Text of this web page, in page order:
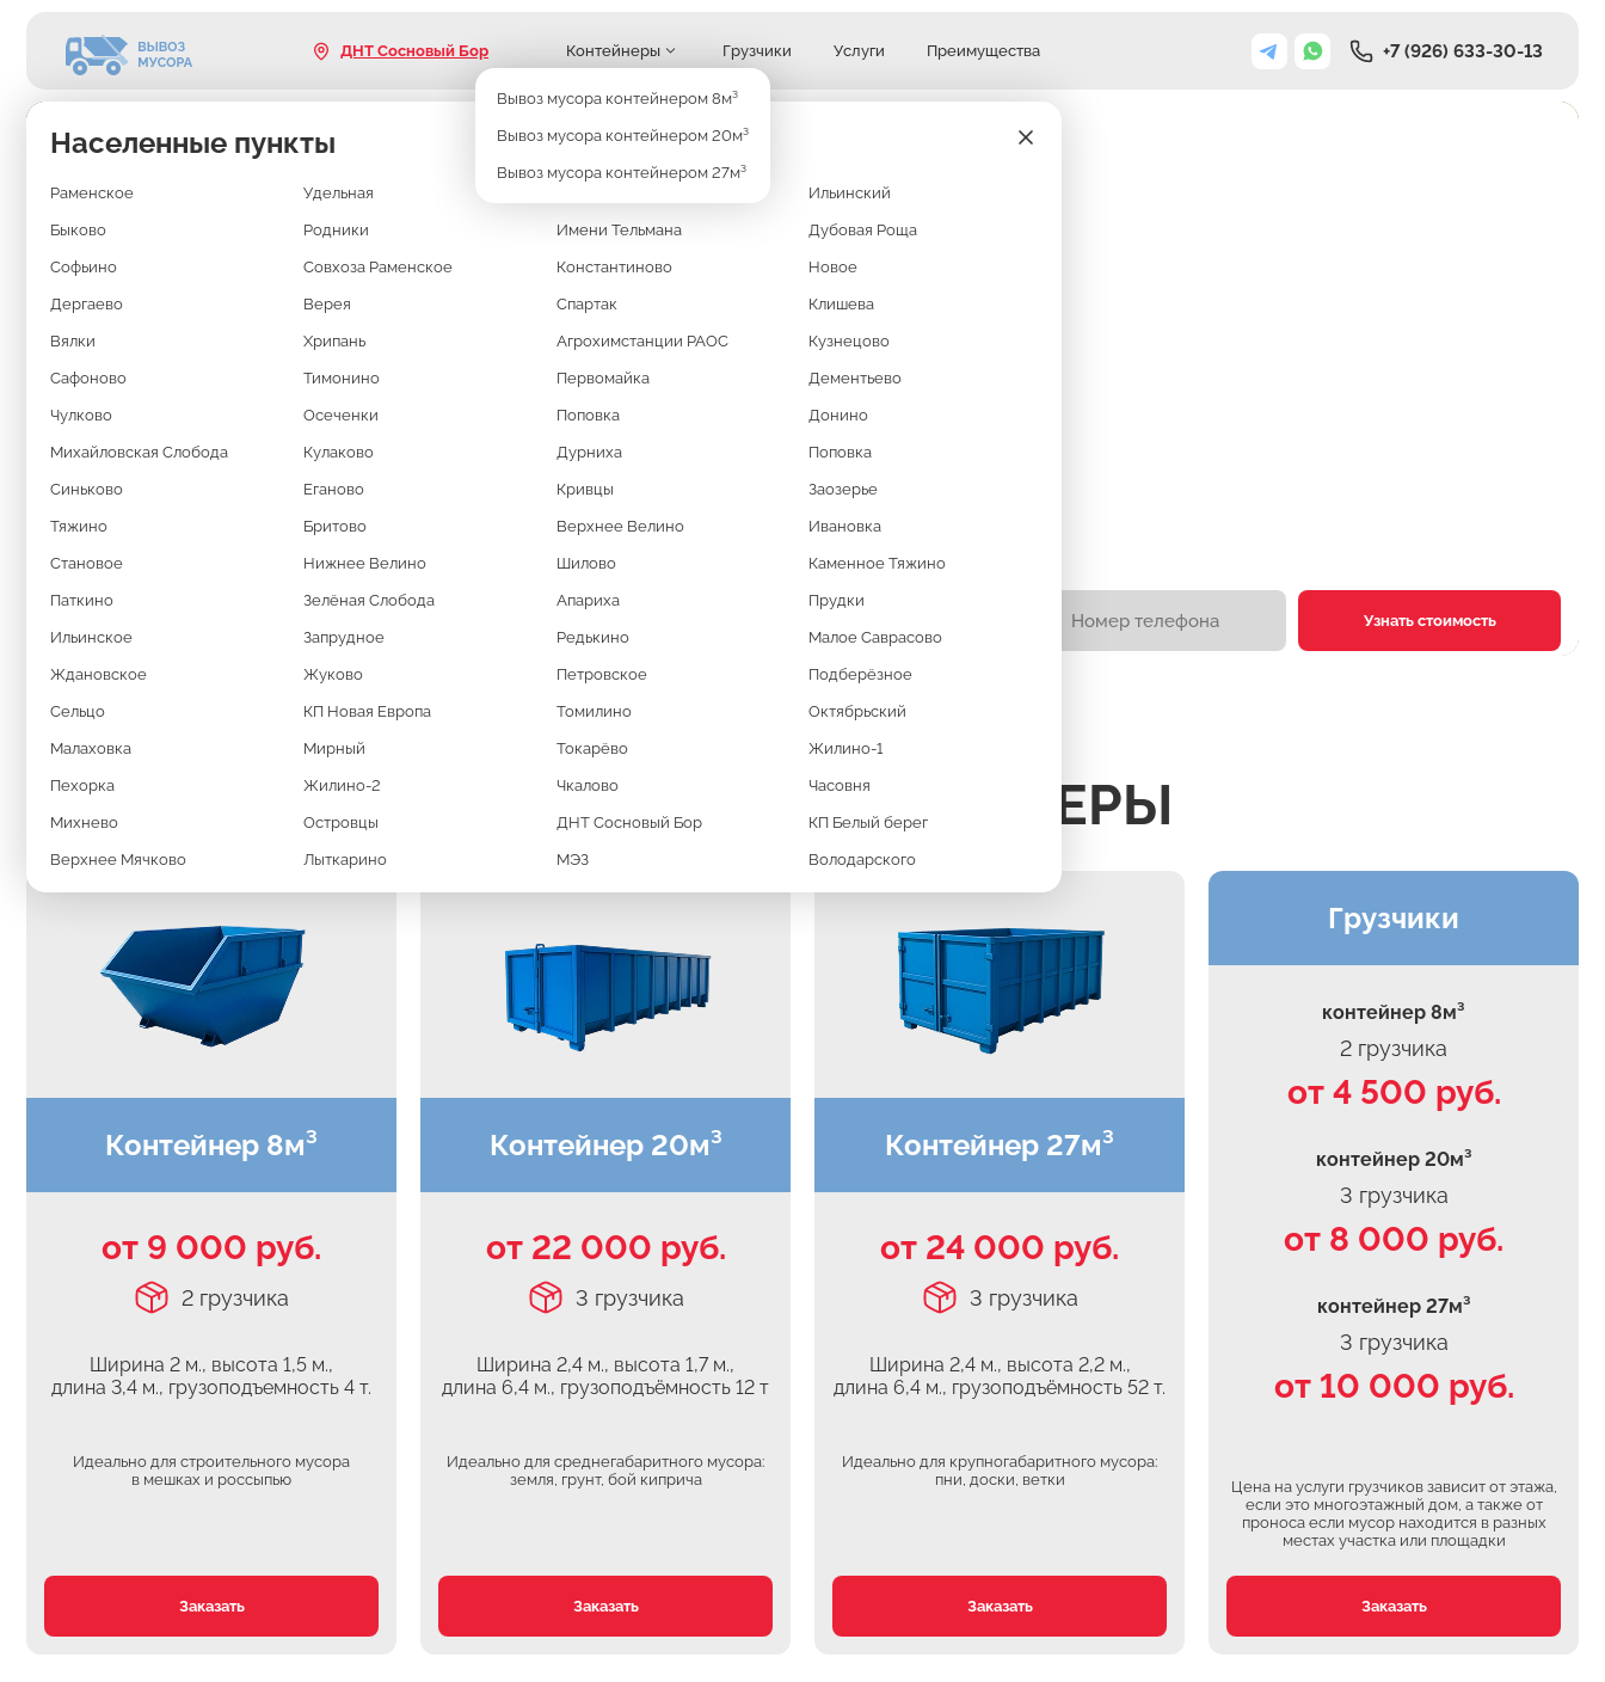
ДНТ Сосновый Бор
Населенные пункты
Раменское Удельная Ильинский
Быково Родники Имени Тельмана Дубовая Роща
Софьино Совхоза Раменское Константиново Новое
Дергаево Верея Спартак Клишева
Вялки Хрипань Агрохимстанции РАОС Кузнецово
Сафоново Тимонино Первомайка Дементьево
Чулково Осеченки Поповка Донино
Михайловская Слобода Кулаково Дурниха Поповка
Синьково Еганово Кривцы Заозерье
Тяжино Бритово Верхнее Велино Ивановка
Становое Нижнее Велино Шилово Каменное Тяжино
Паткино Зелёная Слобода Апариха Прудки
Ильинское Запрудное Редькино Малое Саврасово
Ждановское Жуково Петровское Подберёзное
Сельцо КП Новая Европа Томилино Октябрьский
Малаховка Мирный Токарёво Жилино-1
Пехорка Жилино-2 Чкалово Часовня
Михнево Островцы ДНТ Сосновый Бор КП Белый берег
Верхнее Мячково Лыткарино МЭЗ Володарского
Контейнеры
Вывоз мусора контейнером 8м³
Вывоз мусора контейнером 20м³
Вывоз мусора контейнером 27м³
Грузчики Услуги Преимущества +7 (926) 633-30-13
ВЫВОЗ МУСОРА
ДНТ СОСНОВЫЙ
БОР
Узнать стоимость
СПЕЦИАЛЬНАЯ ТЕХНИКА И КОНТЕЙНЕРЫ
Контейнер 8м³
от 9 000 руб.
2 грузчика
Ширина 2 м., высота 1,5 м.,
длина 3,4 м., грузоподъемность 4 т.
Идеально для строительного мусора
в мешках и россыпью
Заказать
Контейнер 20м³
от 22 000 руб.
3 грузчика
Ширина 2,4 м., высота 1,7 м.,
длина 6,4 м., грузоподъёмность 12 т
Идеально для среднегабаритного мусора:
земля, грунт, бой киприча
Заказать
Контейнер 27м³
от 24 000 руб.
3 грузчика
Ширина 2,4 м., высота 2,2 м.,
длина 6,4 м., грузоподъёмность 52 т.
Идеально для крупногабаритного мусора:
пни, доски, ветки
Заказать
Грузчики
контейнер 8м³
2 грузчика
от 4 500 руб.
контейнер 20м³
3 грузчика
от 8 000 руб.
контейнер 27м³
3 грузчика
от 10 000 руб.
Цена на услуги грузчиков зависит от этажа,
если это многоэтажный дом, а также от
проноса если мусор находится в разных
местах участка или площадки
Заказать
Узнать стоимость